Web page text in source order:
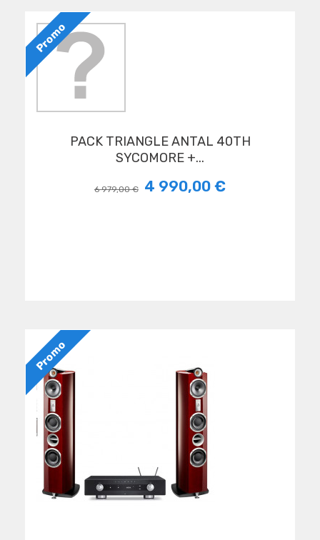
Promo
PACK TRIANGLE ANTAL 40TH
SYCOMORE +...
6 979,00 € 4 990,00 €
Promo